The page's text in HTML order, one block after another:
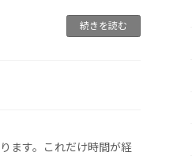
続きを読む
ます。これだけ時間が経